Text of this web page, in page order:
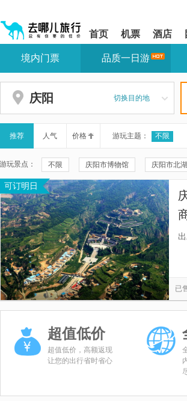
shift+enter
网
导
盲
导
模
式
您
站
区,
本
有
6
个
模
块,
按
下
Tab
键
浏
览
信
息
首页 机票 酒店
您
站
区
境内门票 品质一日游
庆阳 切换目的地
推荐 人气 价格 游玩主题： 不限
游玩景点： 不限 庆阳市博物馆 庆阳市北
正宁县博物馆 正宁县博物馆展厅
正宁县人民广场 正宁大樱桃种植专
庆阳新冰雪乐园 庆阳市大剧院
列宁小学校史陈列馆 正洋苹果公园
马锡五审判方式陈列馆(南梁法治教育培训中
镇原县超越体育运动中心 大红马草原
华池县林镇乡东华池村农家法治书屋
保全寺 庆阳本地玩乐 南梁革
可订明日
已
超值低价
超值低价，高额返现
让您的出行省时省心